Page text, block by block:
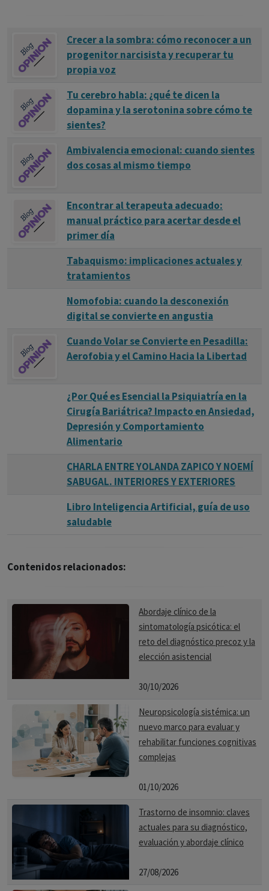
Crecer a la sombra: cómo reconocer a un
progenitor narcisista y recuperar tu
propia voz
Tu cerebro habla: ¿qué te dicen la
dopamina y la serotonina sobre cómo te
sientes?
Ambivalencia emocional: cuando sientes
dos cosas al mismo tiempo
Encontrar al terapeuta adecuado:
manual práctico para acertar desde el
primer día
Tabaquismo: implicaciones actuales y
tratamientos
Nomofobia: cuando la desconexión
digital se convierte en angustia
Cuando Volar se Convierte en Pesadilla:
Aerofobia y el Camino Hacia la Libertad
¿Por Qué es Esencial la Psiquiatría en la
Cirugía Bariátrica? Impacto en Ansiedad,
Depresión y Comportamiento
Alimentario
CHARLA ENTRE YOLANDA ZAPICO Y NOEMÍ
SABUGAL. INTERIORES Y EXTERIORES
Libro Inteligencia Artificial, guía de uso
saludable
Contenidos relacionados:
Abordaje clínico de la
sintomatología psicótica: el
reto del diagnóstico precoz y la
elección asistencial
30/10/2026
Neuropsicología sistémica: un
nuevo marco para evaluar y
rehabilitar funciones cognitivas
complejas
01/10/2026
Trastorno de insomnio: claves
actuales para su diagnóstico,
evaluación y abordaje clínico
27/08/2026